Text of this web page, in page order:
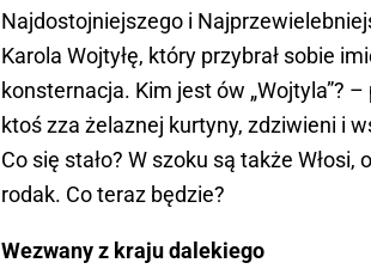
Najdostojniejszego i
Karola Wojtyłę, który przybrał sobie
konsternacja. Kim jest ów „Wojtyla”?
ktoś zza żelaznej kurtyny, zdziwieni i
Co się stało? W szoku są także
rodak. Co teraz będzie?
Wezwany z kraju dalekiego